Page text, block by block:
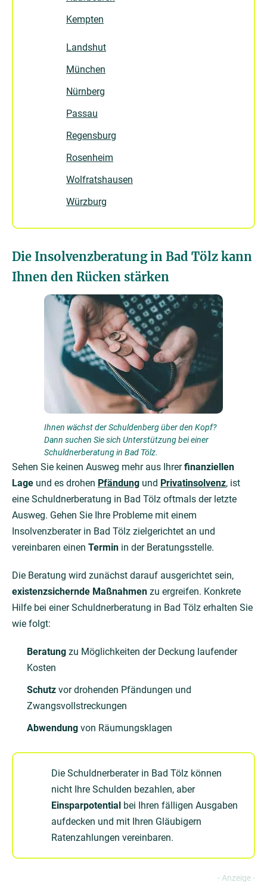
Kempten
Landshut
München
Nürnberg
Passau
Regensburg
Rosenheim
Wolfratshausen
Würzburg
Die Insolvenzberatung in Bad Tölz kann
Ihnen den Rücken stärken
Ihnen wächst der Schuldenberg über den Kopf?
Dann suchen Sie sich Unterstützung bei einer
Schuldnerberatung in Bad Tölz.
Sehen Sie keinen Ausweg mehr aus Ihrerfinanziellen
Lage und es drohen Pfändung und Privatinsolvenz, ist
eine Schuldnerberatung in Bad Tölz oftmals der letzte
Ausweg. Gehen Sie Ihre Probleme mit einem
Insolvenzberater in Bad Tölz zielgerichtet an und
vereinbaren einen Termin in der Beratungsstelle.
Die Beratung wird zunächst darauf ausgerichtet sein,
existenzsichernde Maßnahmen zu ergreifen. Konkrete
Hilfe bei einer Schuldnerberatung in Bad Tölz erhalten Sie
wie folgt:
Beratung zu Möglichkeiten der Deckung laufender
Kosten
Schutz vor drohenden Pfändungen und
Zwangsvollstreckungen
Abwendung von Räumungsklagen
Die Schuldnerberater in Bad Tölz können
nicht Ihre Schulden bezahlen, aber
Einsparpotential bei Ihren fälligen Ausgaben
aufdecken und mit Ihren Gläubigern
Ratenzahlungen vereinbaren.